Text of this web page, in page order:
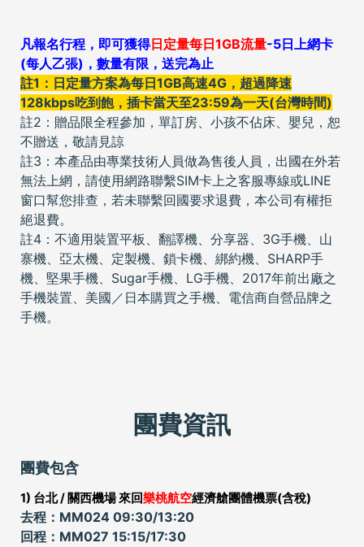
凡報名行程，即可獲得日定量每日1GB流量-5日上網卡
(每人乙張)，數量有限，送完為止
註1：日定量方案為每日1GB高速4G，超過降速
128kbps吃到飽，插卡當天至23:59為一天(台灣時間)
註2：贈品限全程參加，單訂房、小孩不佔床、 嬰兒 ，恕
不贈送，敬請見諒
註3：本產品由專業技術人員做為售後人員，出國在外若
無法上網，請使用網路聯繫SIM卡上之客服專線或LINE
窗口幫您排查，若未聯繫回國要求退費，本公司有權拒
絕退費。
註4：不適用裝置平板、翻譯機、分享器、3G手機、山
寨機、亞太機、定製機、鎖卡機、綁約機、SHARP手
機、堅果手機、Sugar手機、LG手機、2017年前出廠之
手機裝置、美國／日本購買之手機、電信商自營品牌之
手機。
團費資訊
團費包含
1) 台北 / 關西機場 來回樂桃航空經濟艙團體機票(含稅)
去程：MM024 09:30/13:20
回程：MM027 15:15/17:30